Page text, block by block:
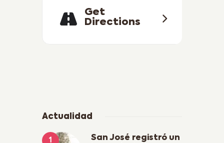
Get
Directions
Actualidad
San José registró un